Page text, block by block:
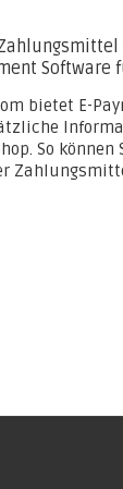
Software
bietet E-
So können